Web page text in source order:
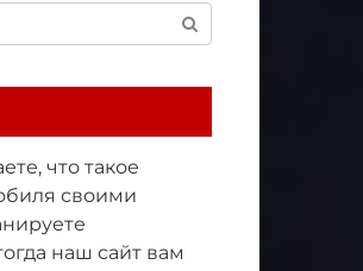
что такое
своими
наш сайт вам